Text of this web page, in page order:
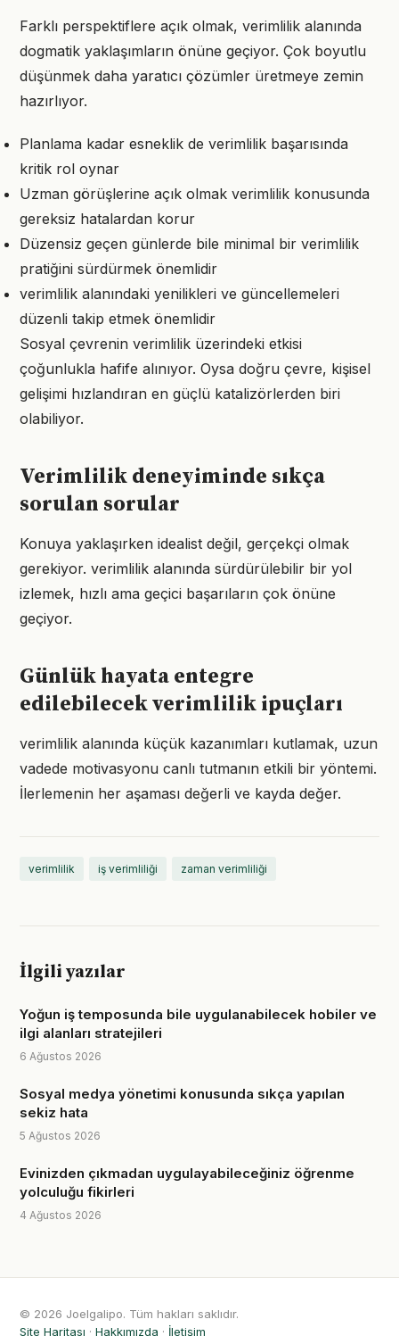
Farklı perspektiflere açık olmak, verimlilik alanında
dogmatik yaklaşımların önüne geçiyor. Çok boyutlu
düşünmek daha yaratıcı çözümler üretmeye zemin
hazırlıyor.
Planlama kadar esneklik de verimlilik başarısında
kritik rol oynar
Uzman görüşlerine açık olmak verimlilik konusunda
gereksiz hatalardan korur
Düzensiz geçen günlerde bile minimal bir verimlilik
pratiğini sürdürmek önemlidir
verimlilik alanındaki yenilikleri ve güncellemeleri
düzenli takip etmek önemlidir
Sosyal çevrenin verimlilik üzerindeki etkisi
çoğunlukla hafife alınıyor. Oysa doğru çevre, kişisel
gelişimi hızlandıran en güçlü katalizörlerden biri
olabiliyor.
Verimlilik deneyiminde sıkça
sorulan sorular
Konuya yaklaşırken idealist değil, gerçekçi olmak
gerekiyor. verimlilik alanında sürdürülebilir bir yol
izlemek, hızlı ama geçici başarıların çok önüne
geçiyor.
Günlük hayata entegre
edilebilecek verimlilik ipuçları
verimlilik alanında küçük kazanımları kutlamak, uzun
vadede motivasyonu canlı tutmanın etkili bir yöntemi.
İlerlemenin her aşaması değerli ve kayda değer.
verimlilik iş verimliliği zaman verimliliği
İlgili yazılar
Yoğun iş temposunda bile uygulanabilecek hobiler ve
ilgi alanları stratejileri
6 Ağustos 2026
Sosyal medya yönetimi konusunda sıkça yapılan
sekiz hata
5 Ağustos 2026
Evinizden çıkmadan uygulayabileceğiniz öğrenme
yolculuğu fikirleri
4 Ağustos 2026
© 2026 Joelgalipo. Tüm hakları saklıdır.
Site Haritası · Hakkımızda · İletişim